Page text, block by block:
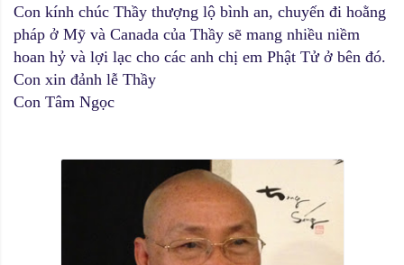
Con kính chúc Thầy thượng lộ bình an, chuyến đi hoằng
pháp ở Mỹ và Canada của Thầy sẽ mang nhiều niềm
hoan hỷ và lợi lạc cho các anh chị em Phật Tử ở bên đó.
Con xin đảnh lễ Thầy
Con Tâm Ngọc